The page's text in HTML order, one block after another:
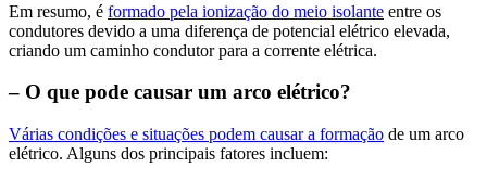
Em resumo, é formado pela ionização do meio isolante entre os
condutores devido a uma diferença de potencial elétrico elevada,
criando um caminho condutor para a corrente elétrica.
– O que pode causar um arco elétrico?
Várias condições e situações podem causar a formação de um arco
elétrico. Alguns dos principais fatores incluem: